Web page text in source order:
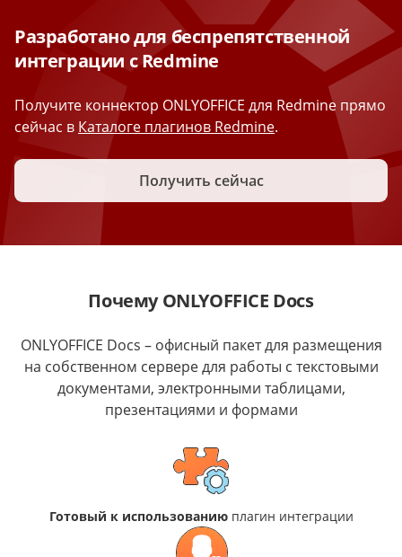
Разработано для беспрепятственной
интеграции с Redmine
Получите коннектор ONLYOFFICE для Redmine прямо
сейчас в Каталоге плагинов Redmine.
Получить сейчас
Почему ONLYOFFICE Docs
ONLYOFFICE Docs – офисный пакет для размещения
на собственном сервере для работы с текстовыми
документами, электронными таблицами,
презентациями и формами
Готовый к использованиюплагин интеграции